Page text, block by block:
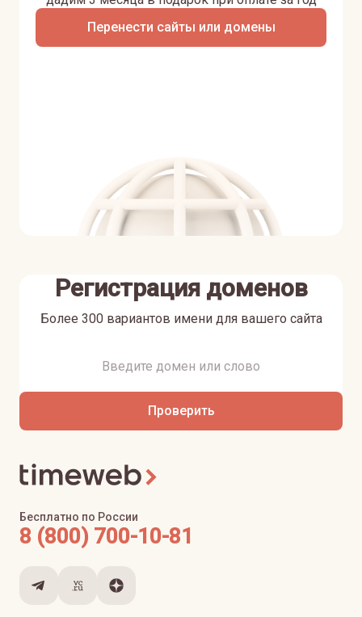
Перенести сайты или домены
Регистрация доменов
Более 300 вариантов имени для вашего сайта
Проверить
Бесплатно по России
8 (800) 700-10-81